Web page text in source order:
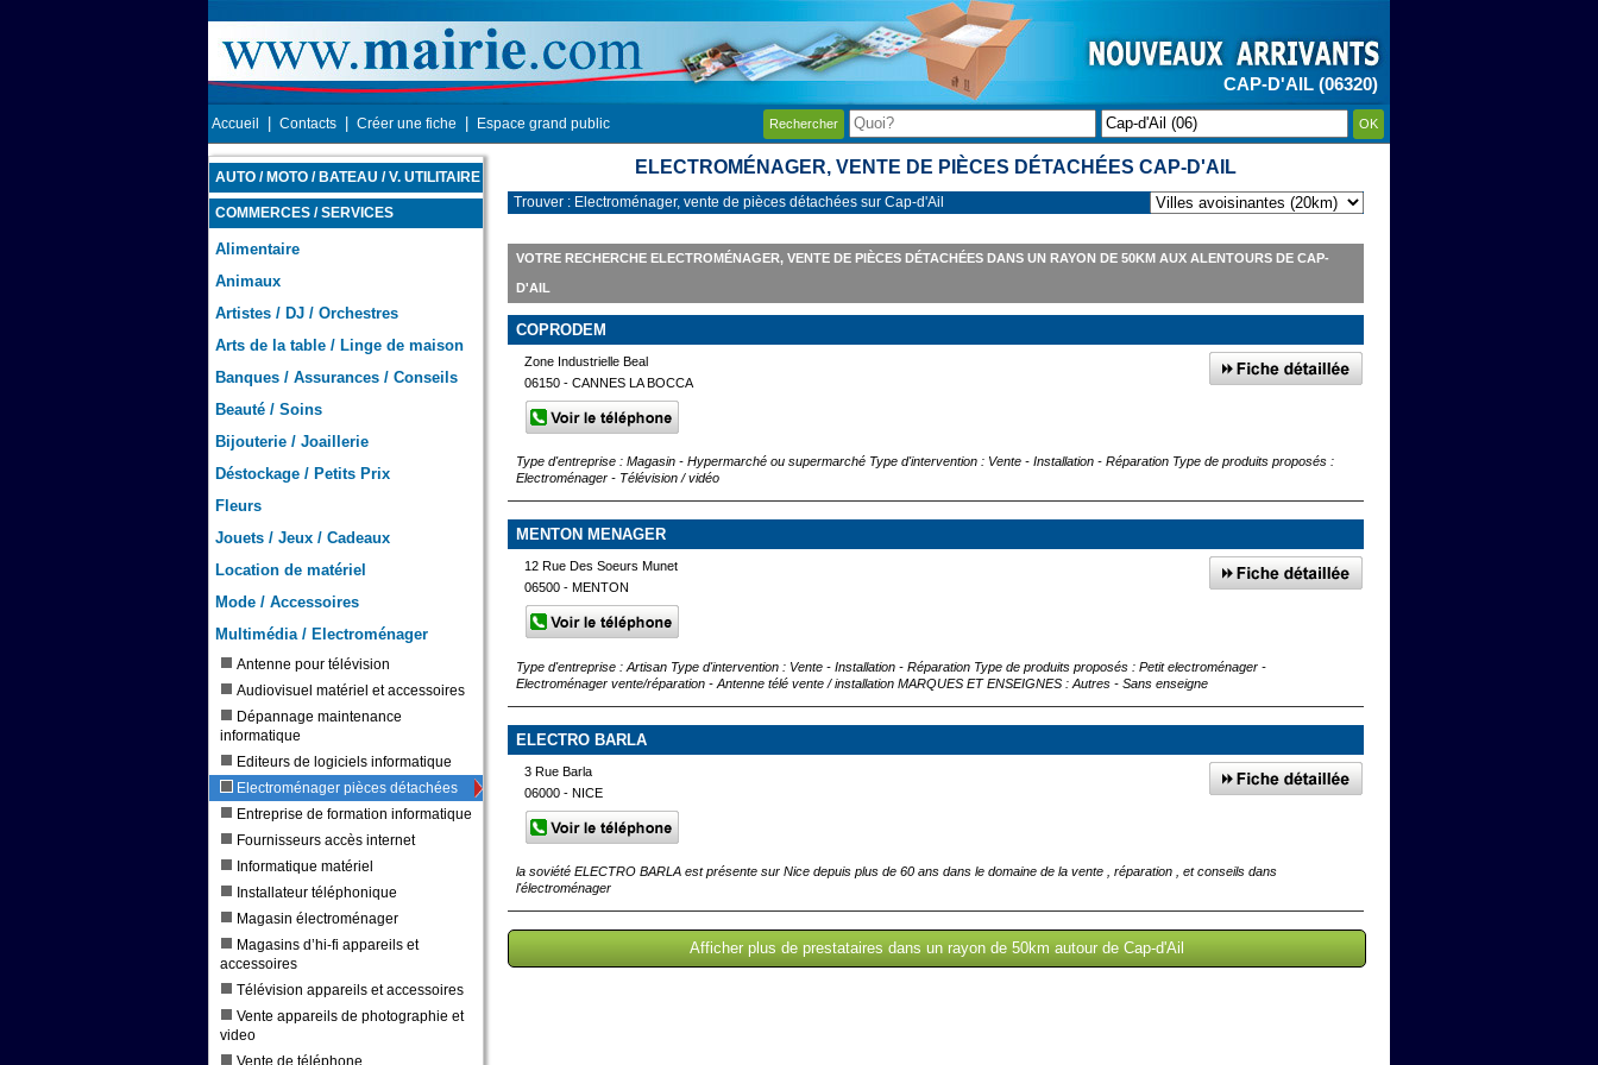
CAP-D'AIL (06320)
Accueil Contacts Créer une fiche Espace grand public Rechercher OK
AUTO / MOTO / BATEAU / V. UTILITAIRE
COMMERCES / SERVICES
Alimentaire
Animaux
Artistes / DJ / Orchestres
Arts de la table / Linge de maison
Banques / Assurances / Conseils
Beauté / Soins
Bijouterie / Joaillerie
Déstockage / Petits Prix
Fleurs
Jouets / Jeux / Cadeaux
Location de matériel
Mode / Accessoires
Multimédia / Electroménager
Antenne pour télévision
Audiovisuel matériel et accessoires
Dépannage maintenance
informatique
Editeurs de logiciels informatique
Electroménager pièces détachées
Entreprise de formation informatique
Fournisseurs accès internet
Informatique matériel
Installateur téléphonique
Magasin électroménager
Magasins d’hi-fi appareils et
accessoires
Télévision appareils et accessoires
Vente appareils de photographie et
video
Vente de téléphone
ELECTROMÉNAGER, VENTE DE PIÈCES DÉTACHÉES CAP-D'AIL
Trouver : Electroménager, vente de pièces détachées sur Cap-d'Ail
VOTRE RECHERCHE ELECTROMÉNAGER, VENTE DE PIÈCES DÉTACHÉES DANS UN RAYON DE 50KM AUX ALENTOURS DE CAP-
D'AIL
COPRODEM
Zone Industrielle Beal
06150 - CANNES LA BOCCA
Type d'entreprise : Magasin - Hypermarché ou supermarché Type d'intervention : Vente - Installation - Réparation Type de produits proposés :
Electroménager - Télévision / vidéo
MENTON MENAGER
12 Rue Des Soeurs Munet
06500 - MENTON
Type d'entreprise : Artisan Type d'intervention : Vente - Installation - Réparation Type de produits proposés : Petit electroménager -
Electroménager vente/réparation - Antenne télé vente / installation MARQUES ET ENSEIGNES : Autres - Sans enseigne
ELECTRO BARLA
3 Rue Barla
06000 - NICE
la soviété ELECTRO BARLA est présente sur Nice depuis plus de 60 ans dans le domaine de la vente , réparation , et conseils dans
l'électroménager
Afficher plus de prestataires dans un rayon de 50km autour de Cap-d'Ail